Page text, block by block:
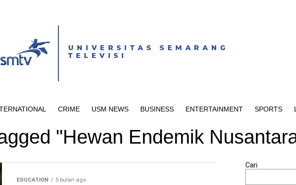
CRIME USM NEWS BUSINESS ENTERTAINMENT SPORTS
"Hewan Endemik
EDUCATION 5 bulan ago
Cari